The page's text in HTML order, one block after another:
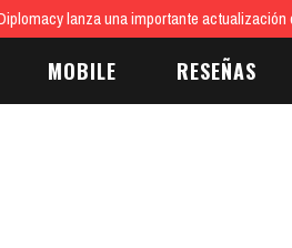
lanza una importante
MOBILE RESEÑAS